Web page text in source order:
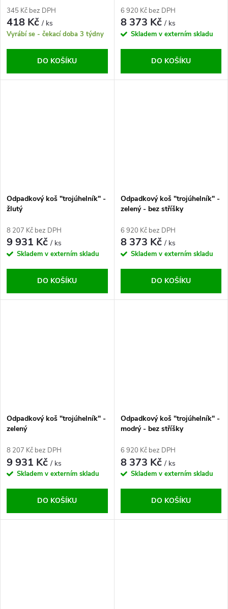
345 Kč bez DPH
418 Kč/ ks
Vyrábí se - čekací doba 3 týdny
DO KOŠÍKU
6 920 Kč bez DPH
8 373 Kč/ ks
Skladem v externím skladu
DO KOŠÍKU
Odpadkový koš "trojúhelník" -
žlutý
8 207 Kč bez DPH
9 931 Kč/ ks
Skladem v externím skladu
DO KOŠÍKU
Odpadkový koš "trojúhelník" -
zelený - bez stříšky
6 920 Kč bez DPH
8 373 Kč/ ks
Skladem v externím skladu
DO KOŠÍKU
Odpadkový koš "trojúhelník" -
zelený
8 207 Kč bez DPH
9 931 Kč/ ks
Skladem v externím skladu
DO KOŠÍKU
Odpadkový koš "trojúhelník" -
modrý - bez stříšky
6 920 Kč bez DPH
8 373 Kč/ ks
Skladem v externím skladu
DO KOŠÍKU